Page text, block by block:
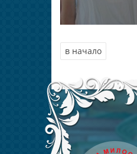
в начало